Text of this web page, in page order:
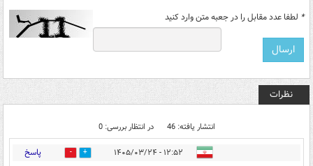
* لطفا عدد مقابل را در جعبه متن وارد کنید
نظرات
انتشار یافته: 46 در انتظار بررسی: 0
۱۲:۵۲ - ۱۴۰۵/۰۳/۲۴ 0 پاسخ